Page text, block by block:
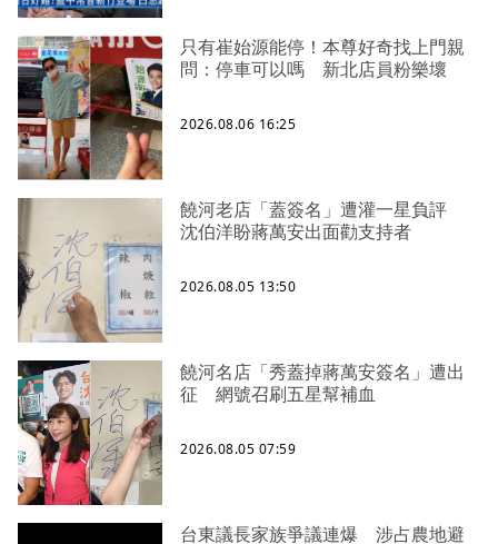
只有崔始源能停！本尊好奇找上門親
問：停車可以嗎 新北店員粉樂壞
2026.08.06 16:25
饒河老店「蓋簽名」遭灌一星負評
沈伯洋盼蔣萬安出面勸支持者
2026.08.05 13:50
饒河名店「秀蓋掉蔣萬安簽名」遭出
征 網號召刷五星幫補血
2026.08.05 07:59
台東議長家族爭議連爆 涉占農地避